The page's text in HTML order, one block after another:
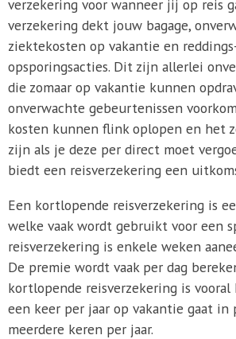
verzekering voor wanneer jij op reis
verzekering dekt jouw bagage,
ziektekosten op vakantie en
opsporingsacties. Dit zijn allerlei
die zomaar op vakantie kunnen
onverwachte gebeurtenissen
kosten kunnen flink oplopen en het
zijn als je deze per direct moet
biedt een reisverzekering een
Een kortlopende reisverzekering is
welke vaak wordt gebruikt voor een
reisverzekering is enkele weken
De premie wordt vaak per dag
kortlopende reisverzekering is vooral
een keer per jaar op vakantie gaat in
meerdere keren per jaar.